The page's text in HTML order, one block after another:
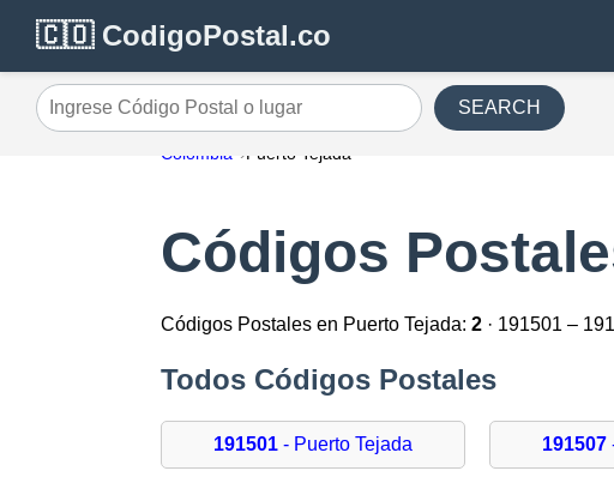
🇨🇴 CodigoPostal.co
Ingrese Código Postal o lugar SEARCH
Colombia Puerto Tejada
Códigos
Códigos Postales en Puerto Tejada:2 · 191501 –
Todos Códigos Postales
191501 - Puerto Tejada 191507